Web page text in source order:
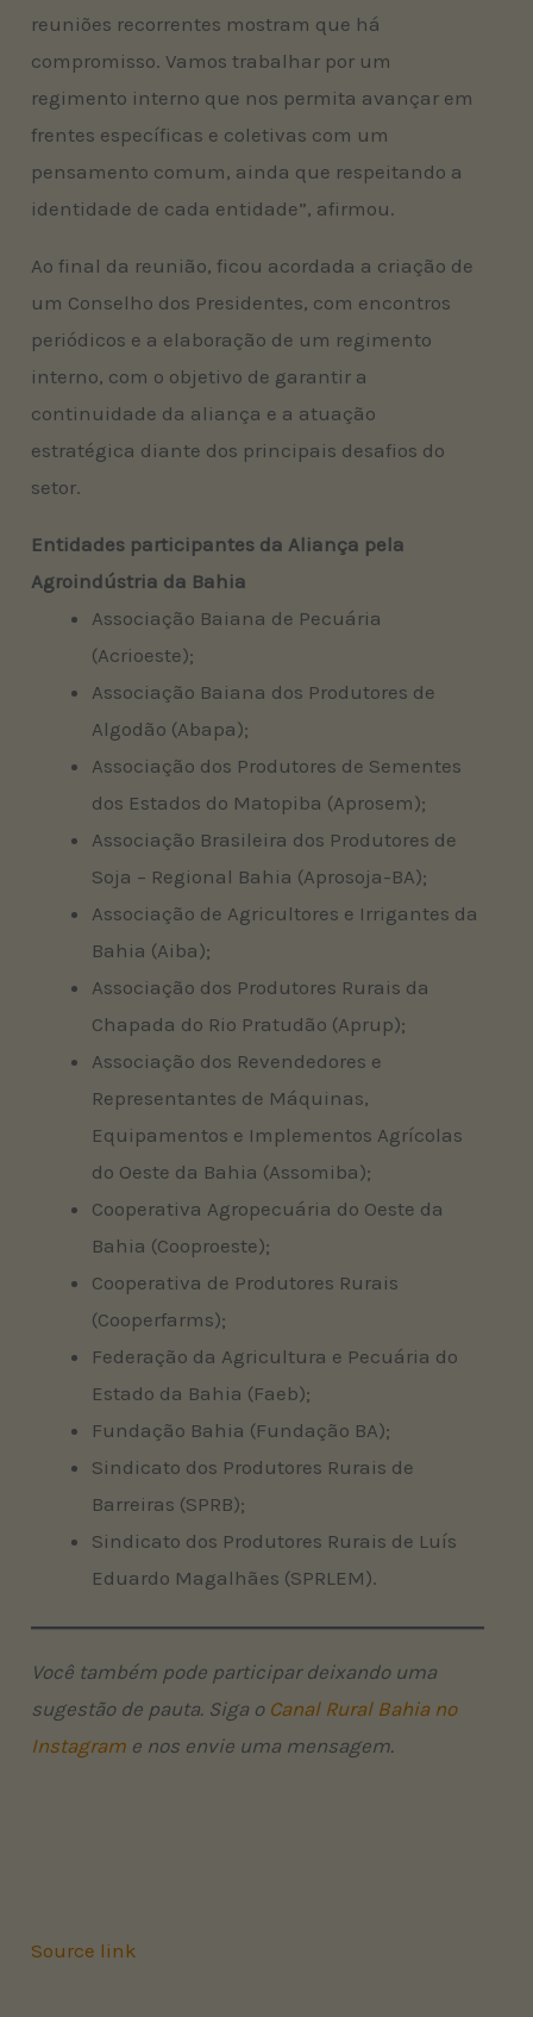
reuniões recorrentes mostram que há
compromisso. Vamos trabalhar por um
regimento interno que nos permita avançar em
frentes específicas e coletivas com um
pensamento comum, ainda que respeitando a
identidade de cada entidade”, afirmou.
Ao final da reunião, ficou acordada a criação de
um Conselho dos Presidentes, com encontros
periódicos e a elaboração de um regimento
interno, com o objetivo de garantir a
continuidade da aliança e a atuação
estratégica diante dos principais desafios do
setor.
Entidades participantes da Aliança pela
Agroindústria da Bahia
Associação Baiana de Pecuária
(Acrioeste);
Associação Baiana dos Produtores de
Algodão (Abapa);
Associação dos Produtores de Sementes
dos Estados do Matopiba (Aprosem);
Associação Brasileira dos Produtores de
Soja – Regional Bahia (Aprosoja-BA);
Associação de Agricultores e Irrigantes da
Bahia (Aiba);
Associação dos Produtores Rurais da
Chapada do Rio Pratudão (Aprup);
Associação dos Revendedores e
Representantes de Máquinas,
Equipamentos e Implementos Agrícolas
do Oeste da Bahia (Assomiba);
Cooperativa Agropecuária do Oeste da
Bahia (Cooproeste);
Cooperativa de Produtores Rurais
(Cooperfarms);
Federação da Agricultura e Pecuária do
Estado da Bahia (Faeb);
Fundação Bahia (Fundação BA);
Sindicato dos Produtores Rurais de
Barreiras (SPRB);
Sindicato dos Produtores Rurais de Luís
Eduardo Magalhães (SPRLEM).
Você também pode participar deixando uma
sugestão de pauta. Siga o Canal Rural Bahia no
Instagram e nos envie uma mensagem.
Source link